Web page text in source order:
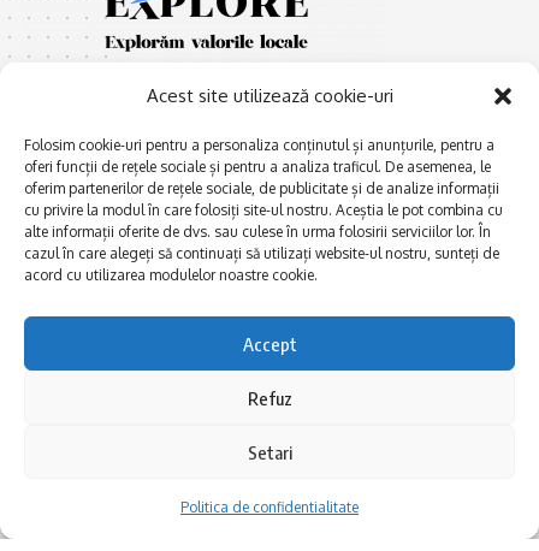
Acest site utilizează cookie-uri
Folosim cookie-uri pentru a personaliza conținutul și anunțurile, pentru a
oferi funcții de rețele sociale și pentru a analiza traficul. De asemenea, le
oferim partenerilor de rețele sociale, de publicitate și de analize informații
cu privire la modul în care folosiți site-ul nostru. Aceștia le pot combina cu
alte informații oferite de dvs. sau culese în urma folosirii serviciilor lor. În
cazul în care alegeți să continuați să utilizați website-ul nostru, sunteți de
acord cu utilizarea modulelor noastre cookie.
Accept
Refuz
Setari
Politica de confidentialitate
E xplorăm Dobrogea,
Explorăm valorile locale:
Deltă, Litoral, cele mai mari
biserici și mănăstiri, cele mai
FRUMOASE POVEȘTI.
Afaceri și meșteșuguri
Actualitate